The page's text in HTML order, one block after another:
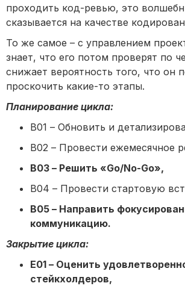
проходить код-ревью, это
сказывается на качестве
То же самое – с управлением
знает, что его потом проверят по
снижает вероятность того, что он
проскочить какие-то этапы.
Планирование цикла:
B01 – Обновить и
B02 – Провести ежемесячное
B03 – Решить «Go/No-Go»,
B04 – Провести стартовую
B05 – Направить
коммуникацию.
Закрытие цикла:
E01 – Оценить
стейкхолдеров,